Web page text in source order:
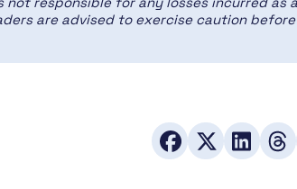
are advised to exercise caution before